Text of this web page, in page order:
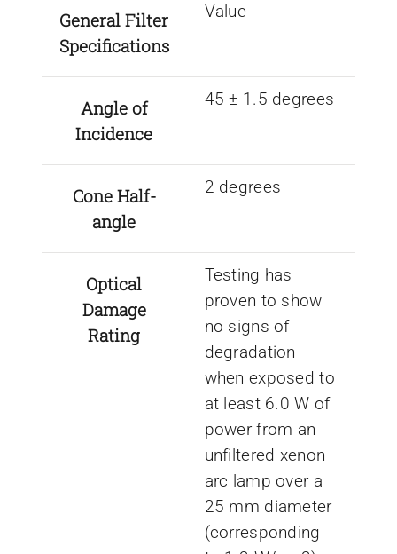
General Filter
Specifications
Value
Angle of
Incidence
45 ± 1.5 degrees
Cone Half-
angle
2 degrees
Optical
Damage
Rating
Testing has
proven to show
no signs of
degradation
when exposed to
at least 6.0 W of
power from an
unfiltered xenon
arc lamp over a
25 mm diameter
(corresponding